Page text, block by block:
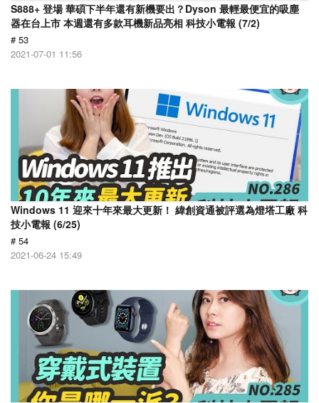
S888+ 登場 華碩下半年還有新機要出？Dyson 最輕最便宜的吸塵
器在台上市 本週還有多款耳機新品亮相 科技小電報 (7/2)
# 53
2021-07-01 11:56
Windows 11 迎來十年來最大更新！ 緯創資通被評選為燈塔工廠 科
技小電報 (6/25)
# 54
2021-06-24 15:49